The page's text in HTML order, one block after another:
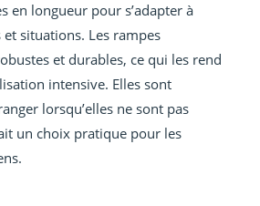
en longueur pour s’adapter à
situations. Les rampes
et durables, ce qui les rend
intensive. Elles sont
lorsqu’elles ne sont pas
un choix pratique pour les